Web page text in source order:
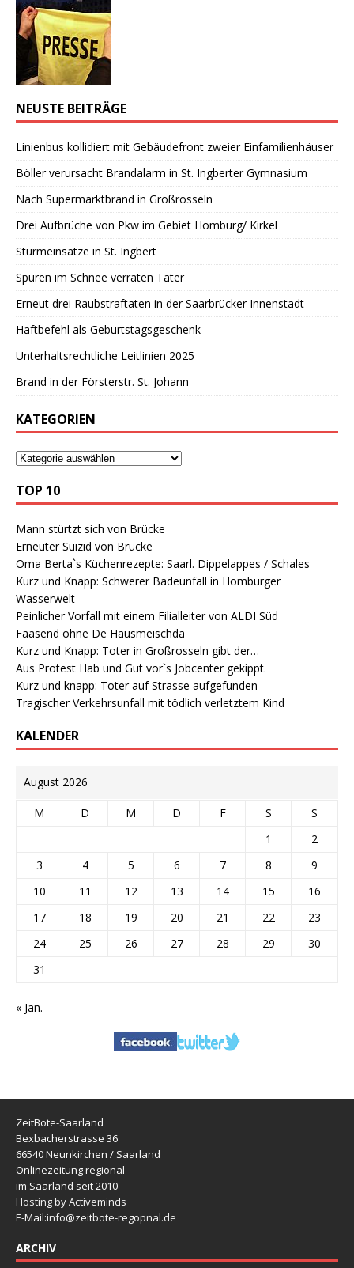
NEUSTE BEITRÄGE
Linienbus kollidiert mit Gebäudefront zweier Einfamilienhäuser
Böller verursacht Brandalarm in St. Ingberter Gymnasium
Nach Supermarktbrand in Großrosseln
Drei Aufbrüche von Pkw im Gebiet Homburg/ Kirkel
Sturmeinsätze in St. Ingbert
Spuren im Schnee verraten Täter
Erneut drei Raubstraftaten in der Saarbrücker Innenstadt
Haftbefehl als Geburtstagsgeschenk
Unterhaltsrechtliche Leitlinien 2025
Brand in der Försterstr. St. Johann
KATEGORIEN
TOP 10
Mann stürtzt sich von Brücke
Erneuter Suizid von Brücke
Oma Berta`s Küchenrezepte: Saarl. Dippelappes / Schales
Kurz und Knapp: Schwerer Badeunfall in Homburger
Wasserwelt
Peinlicher Vorfall mit einem Filialleiter von ALDI Süd
Faasend ohne De Hausmeischda
Kurz und Knapp: Toter in Großrosseln gibt der…
Aus Protest Hab und Gut vor`s Jobcenter gekippt.
Kurz und knapp: Toter auf Strasse aufgefunden
Tragischer Verkehrsunfall mit tödlich verletztem Kind
KALENDER
August 2026
M D M D F S
S
1
2
3
4 5 6 7 8
9
10
11 12 13 14 15
16
17
18 19 20 21 22
23
24
25 26 27 28 29
30
31
« Jan.
ZeitBote-Saarland
Bexbacherstrasse 36
66540 Neunkirchen / Saarland
Onlinezeitung regional
im Saarland seit 2010
Hosting by Activeminds
E-Mail:info@zeitbote-regopnal.de
ARCHIV